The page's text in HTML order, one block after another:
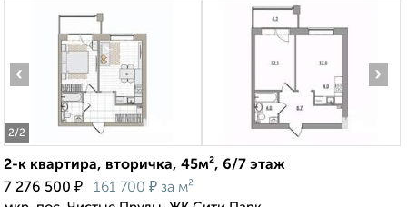
2/2
‹ ›
2-к квартира, вторичка, 45м², 6/7 этаж
7 276 500 ₽ 161 700 ₽ за м²